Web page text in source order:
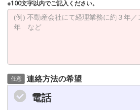
※100文字以内でご記入ください。
任意 連絡方法の希望
電話